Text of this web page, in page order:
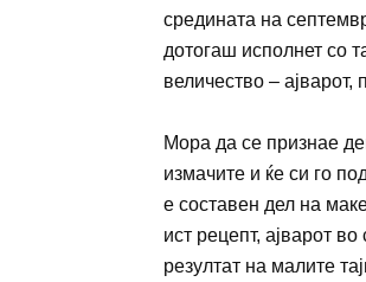
средината на
дотогаш исполнет со
величество –
Мора да се признае
измачите и ќе си го
е составен дел на
ист рецепт, ајварот
резултат на малите